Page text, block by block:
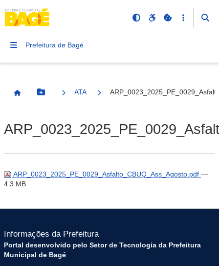
Prefeitura de Bagé
Página InicialBotão Menu
ATA
ARP_0023_2025_PE_0029_Asfalto_CBUQ_Ass_Agosto.pdf —
4.3 MB
Informações da Prefeitura
Portal desenvolvido pelo Setor de Tecnologia da Prefeitura
Municipal de Bagé